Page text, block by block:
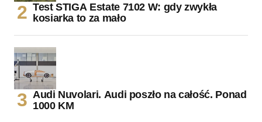
Test STIGA Estate 7102 W: gdy zwykła
kosiarka to za mało
Audi Nuvolari. Audi poszło na całość. Ponad
1000 KM